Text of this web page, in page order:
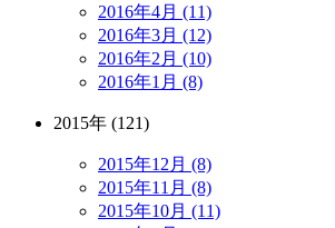
2016年4月 (11)
2016年3月 (12)
2016年2月 (10)
2016年1月 (8)
2015年 (121)
2015年12月 (8)
2015年11月 (8)
2015年10月 (11)